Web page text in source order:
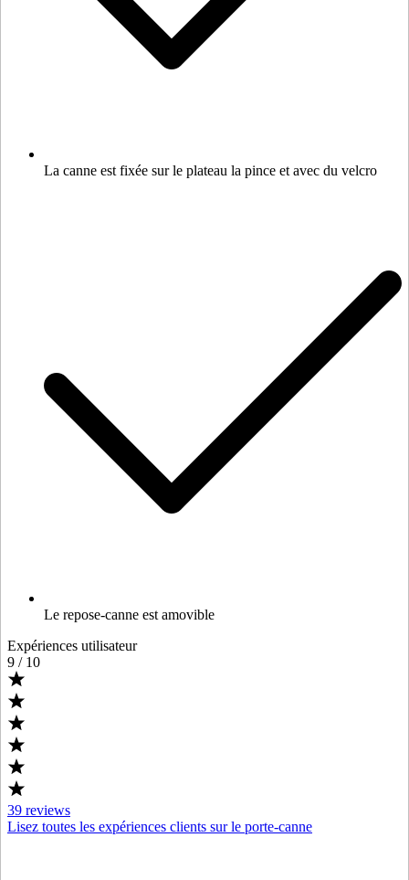
La canne est fixée sur le plateau la pince et avec du velcro
Le repose-canne est amovible
Expériences utilisateur
9 / 10
39 reviews
Lisez toutes les expériences clients sur le porte-canne